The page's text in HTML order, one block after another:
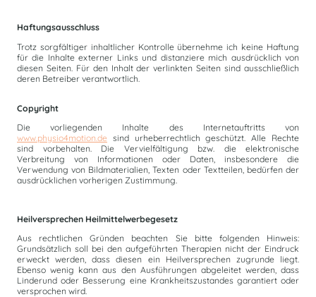
Haftungsausschluss
Trotz sorgfältiger inhaltlicher Kontrolle übernehme ich keine Haftung
für die Inhalte externer Links und distanziere mich ausdrücklich von
diesen Seiten. Für den Inhalt der verlinkten Seiten sind ausschließlich
deren Betreiber verantwortlich.
Copyright
Die vorliegenden Inhalte des Internetauftritts von
www.physio4motion.de sind urheberrechtlich geschützt. Alle Rechte
sind vorbehalten. Die Vervielfältigung bzw. die elektronische
Verbreitung von Informationen oder Daten, insbesondere die
Verwendung von Bildmaterialien, Texten oder Textteilen, bedürfen der
ausdrücklichen vorherigen Zustimmung.
Heilversprechen Heilmittelwerbegesetz
Aus rechtlichen Gründen beachten Sie bitte folgenden Hinweis:
Grundsätzlich soll bei den aufgeführten Therapien nicht der Eindruck
erweckt werden, dass diesen ein Heilversprechen zugrunde liegt.
Ebenso wenig kann aus den Ausführungen abgeleitet werden, dass
Linderund oder Besserung eine Krankheitszustandes garantiert oder
versprochen wird.